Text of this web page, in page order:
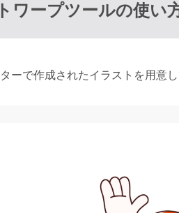
ワープツールの使い
ーで作成されたイラストを用意